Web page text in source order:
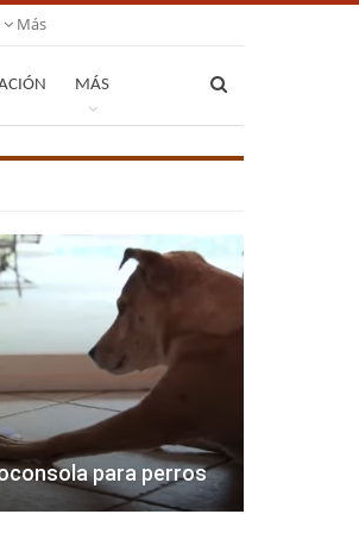
Más
MÁS
para perros